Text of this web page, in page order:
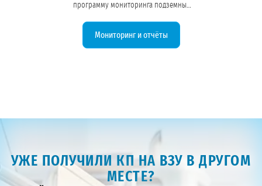
программу мониторинга подземных
замеров и помогаем готовить
отчётность (формы 4-ЛС, 2-ТП).
Консультируем по соблюдению
Мониторинг и отчёты
УЖЕ ПОЛУЧИЛИ КП НА ВЗУ В ДРУГОМ
МЕСТЕ?